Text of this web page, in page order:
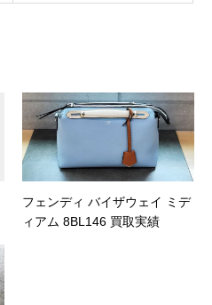
フェンディ バイザウェイ ミデ
ィアム 8BL146 買取実績